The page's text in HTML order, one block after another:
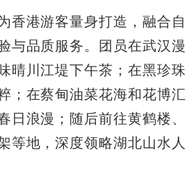
港游客量身打造，融合自
与品质服务。团员在武汉漫
晴川江堤下午茶；在黑珍珠
；在蔡甸油菜花海和花博汇
日浪漫；随后前往黄鹤楼、
等地，深度领略湖北山水人